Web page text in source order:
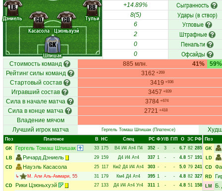
Шпишак
Дэниель
Касасола Цзюньхуэй
Тульи
GK
LB
CD
CD
RB +14.89% Сыгранность
8(5) Удары (в створ)
6 Угловые
2 Штрафные
0 Пенальти
0 Офсайды
Стоимость команд 885 млн. 41%
59%
Рейтинг силы команд
3162 +269
Стартовый состав 3419 +936
Игравший состав 3457 +839
Сила в начале матча 3784 +674
Сила в конце матча 2721 +418
Владение мячом
Лучший игрок матча
Гергель Томаш Шпишак(Платенсе)
Поз Платенсе В НC Спец РC ФУ/В Г/П О ЗС РФ
GK
Гергель Томаш Шпишак 33 175 В4 И4 Ат4 П4 352 - 3 - 6.7 82 285
LB
Ричард Дэниель 29 159 Д4 И4 Ат4 337 1 - - 4.8 57 191
CD
Науэль Касасола 25 117 Км2 Д4 И4 Ат4 303 - - - 5.0 79 241
↳
М. Али Аль-Аммари, 55 31 179 Км4 Д4 Ат4 395 1 - - 4.8 82 327
CD Рики Цзюньхуэй 27 133 Д4 И4 Ат4 Уг4 311 1 - - 4.8 51 158
Поз
GK
LD
CD
RD
LM Б.